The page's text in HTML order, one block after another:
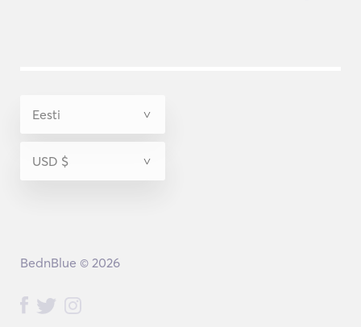
BednBlue © 2026